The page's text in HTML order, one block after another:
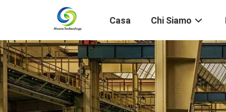
Casa Chi Siamo